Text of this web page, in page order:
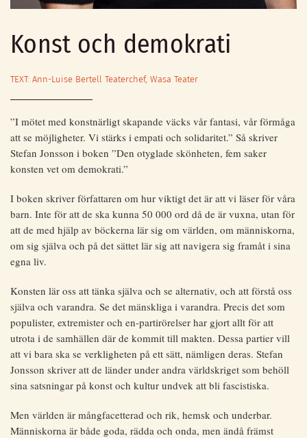
Konst och demokrati
TEXT: Ann-Luise Bertell Teaterchef, Wasa Teater
”I mötet med konstnärligt skapande väcks vår fantasi, vår förmåga
att se möjligheter. Vi stärks i empati och solidaritet.” Så skriver
Stefan Jonsson i boken ”Den otyglade skönheten, fem saker
konsten vet om demokrati.”
I boken skriver författaren om hur viktigt det är att vi läser för våra
barn. Inte för att de ska kunna 50 000 ord då de är vuxna, utan för
att de med hjälp av böckerna lär sig om världen, om människorna,
om sig själva och på det sättet lär sig att navigera sig framåt i sina
egna liv.
Konsten lär oss att tänka själva och se alternativ, och att förstå oss
själva och varandra. Se det mänskliga i varandra. Precis det som
populister, extremister och en-partirörelser har gjort allt för att
utrota i de samhällen där de kommit till makten. Dessa partier vill
att vi bara ska se verkligheten på ett sätt, nämligen deras. Stefan
Jonsson skriver att de länder under andra världskriget som behöll
sina satsningar på konst och kultur undvek att bli fascistiska.
Men världen är mångfacetterad och rik, hemsk och underbar.
Människorna är både goda, rädda och onda, men ändå främst